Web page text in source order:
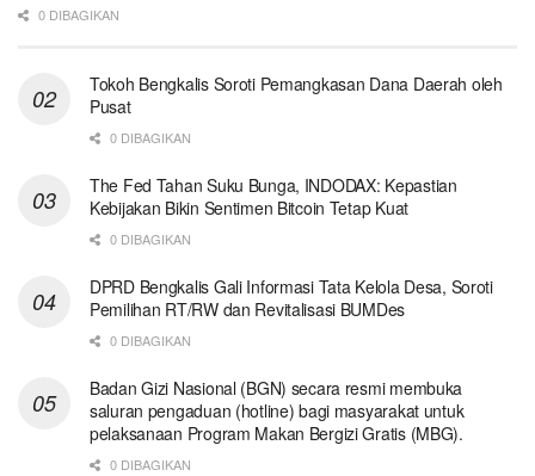
0 DIBAGIKAN
Tokoh Bengkalis Soroti Pemangkasan Dana Daerah oleh
Pusat
0 DIBAGIKAN
The Fed Tahan Suku Bunga, INDODAX: Kepastian
Kebijakan Bikin Sentimen Bitcoin Tetap Kuat
0 DIBAGIKAN
DPRD Bengkalis Gali Informasi Tata Kelola Desa, Soroti
Pemilihan RT/RW dan Revitalisasi BUMDes
0 DIBAGIKAN
Badan Gizi Nasional (BGN) secara resmi membuka
saluran pengaduan (hotline) bagi masyarakat untuk
pelaksanaan Program Makan Bergizi Gratis (MBG).
0 DIBAGIKAN